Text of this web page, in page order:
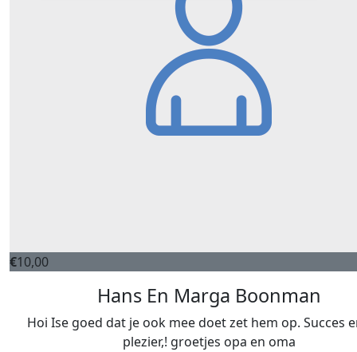
€10,00
Hans En Marga Boonman
Hoi Ise goed dat je ook mee doet zet hem op. Succes
plezier,! groetjes opa en oma